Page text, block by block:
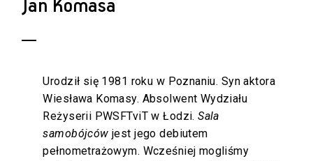
Jan Komasa
Urodził się 1981 roku w Poznaniu. Syn aktora
Wiesława Komasy. Absolwent Wydziału
Reżyserii PWSFTviT w Łodzi.Sala
samobójcówjest jego debiutem
pełnometrażowym. Wcześniej mogliśmy